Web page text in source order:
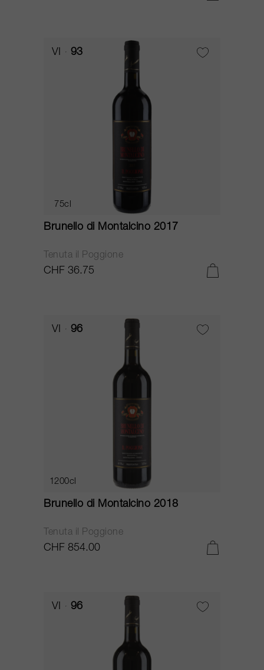
VI 93
75cl
Brunello di Montalcino 2017
Tenuta il Poggione
CHF 36.75
VI 96
1200cl
Brunello di Montalcino 2018
Tenuta il Poggione
CHF 854.00
VI 96